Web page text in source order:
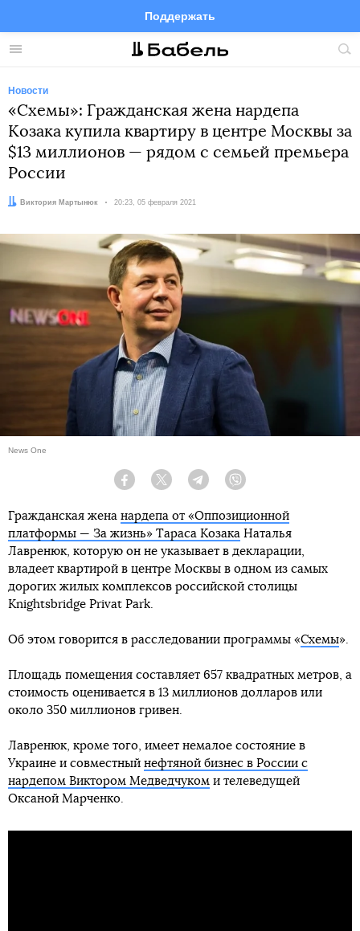
Меню
Поддержать
FacebookTelegramTwitter
Новости
«Схемы»: Гражданская жена нардепа
Козака купила квартиру в центре Москвы за
$13 миллионов — рядом с семьей премьера
России
Автор:Виктория Мартынюк Дата:
20:23, 05 февраля 2021
News One
Facebook Twitter Telegram
Гражданская жена нардепа от «Оппозиционной
платформы — За жизнь» Тараса Козака Наталья
Лавренюк, которую он не указывает в декларации,
владеет квартирой в центре Москвы в одном из самых
дорогих жилых комплексов российской столицы
Knightsbridge Privat Park.
Об этом говорится в расследовании программы «Схемы».
Площадь помещения составляет 657 квадратных метров, а
стоимость оценивается в 13 миллионов долларов или
около 350 миллионов гривен.
Лавренюк, кроме того, имеет немалое состояние в
Украине и совместный нефтяной бизнес в России с
нардепом Виктором Медведчуком и телеведущей
Оксаной Марченко.